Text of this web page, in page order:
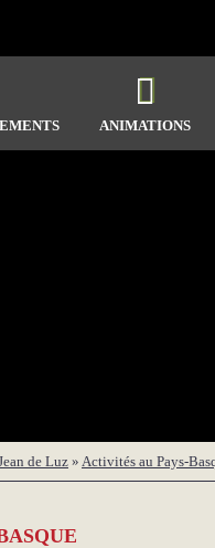
ANIMATIONS
de Luz» Activités au Pays-